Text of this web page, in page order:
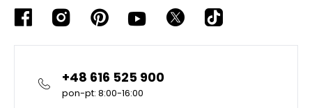
+48 616 525 900
pon-pt: 8:00-16:00